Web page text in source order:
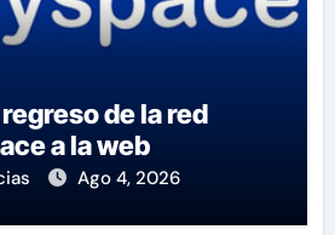
de la red
a la web
Ago 4, 2026